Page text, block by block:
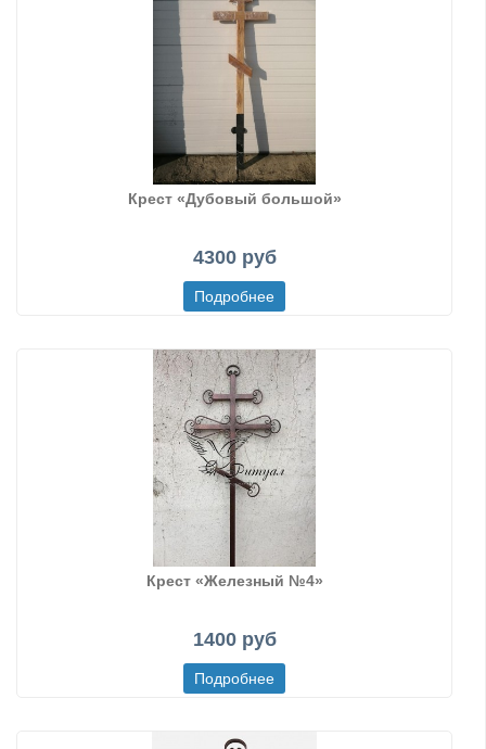
Крест «Дубовый большой»
4300 руб
Крест «Железный №4»
1400 руб